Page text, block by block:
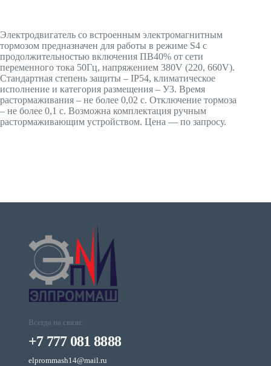
Электродвигатель со встроенным электромагнитным
тормозом предназначен для работы в режиме S4 с
продолжительностью включения ПВ40% от сети
переменного тока 50Гц, напряжением 380V (220, 660V).
Стандартная степень защиты – IP54, климатическое
исполнение и категория размещения – У3. Время
растормаживания – не более 0,02 с. Отключение тормоза
– не более 0,1 с. Возможна комплектация ручным
растормаживающим устройством. Цена — по запросу.
Всегда на связи:
+7 777 081 8888
elprommash14@mail.ru